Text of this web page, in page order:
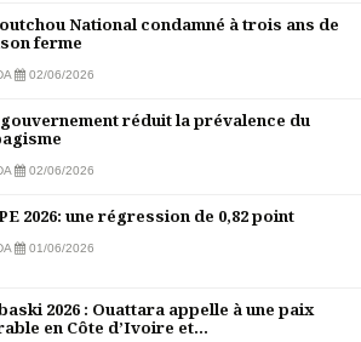
National condamné à trois ans de
ferme
02/06/2026
réduit la prévalence du
02/06/2026
2026: une régression de 0,82 point
01/06/2026
2026 : Ouattara appelle à une paix
en Côte d’Ivoire et...